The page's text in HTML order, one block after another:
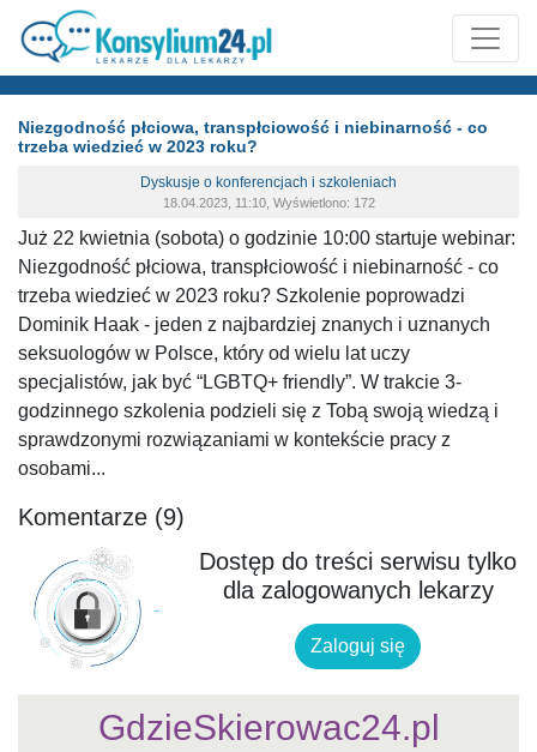
Niezgodność płciowa, transpłciowość i niebinarność - co
trzeba wiedzieć w 2023 roku?
Dyskusje o konferencjach i szkoleniach
18.04.2023, 11:10, Wyświetlono: 172
Już 22 kwietnia (sobota) o godzinie 10:00 startuje webinar:
Niezgodność płciowa, transpłciowość i niebinarność - co
trzeba wiedzieć w 2023 roku? Szkolenie poprowadzi
Dominik Haak - jeden z najbardziej znanych i uznanych
seksuologów w Polsce, który od wielu lat uczy
specjalistów, jak być “LGBTQ+ friendly”. W trakcie 3-
godzinnego szkolenia podzieli się z Tobą swoją wiedzą i
sprawdzonymi rozwiązaniami w kontekście pracy z
osobami...
Komentarze (9)
Dostęp do treści serwisu tylko
dla zalogowanych lekarzy
Zaloguj się
GdzieSkierowac24.pl